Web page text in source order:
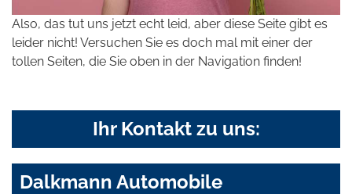
Also, das tut uns jetzt echt leid, aber diese Seite gibt es
leider nicht! Versuchen Sie es doch mal mit einer der
tollen Seiten, die Sie oben in der Navigation finden!
Ihr Kontakt zu uns:
Dalkmann Automobile